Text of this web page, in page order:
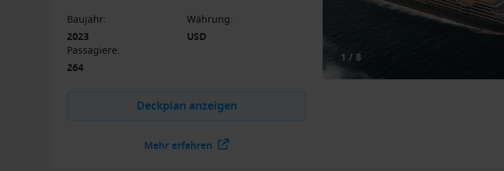
1 / 8
Baujahr:
2023
Währung:
USD
Passagiere:
264
Deckplan anzeigen
Mehr erfahren